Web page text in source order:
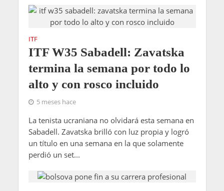
ITF
ITF W35 Sabadell: Zavatska
termina la semana por todo lo
alto y con rosco incluido
5 meses hace
La tenista ucraniana no olvidará esta semana en
Sabadell. Zavatska brilló con luz propia y logró
un título en una semana en la que solamente
perdió un set...